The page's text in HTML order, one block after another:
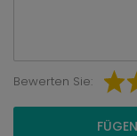
Bewerten Sie: